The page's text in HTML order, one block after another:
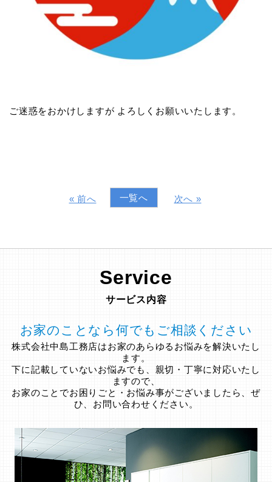
ご迷惑をおかけしますが よろしくお願いいたします。
« 前へ 一覧へ 次へ »
Service
サービス内容
お家のことなら何でもご相談ください
株式会社中島工務店はお家のあらゆるお悩みを解決いたし
ます。
下に記載していないお悩みでも、親切・丁寧に対応いたし
ますので、
お家のことでお困りごと・お悩み事がございましたら、ぜ
ひ、お問い合わせください。